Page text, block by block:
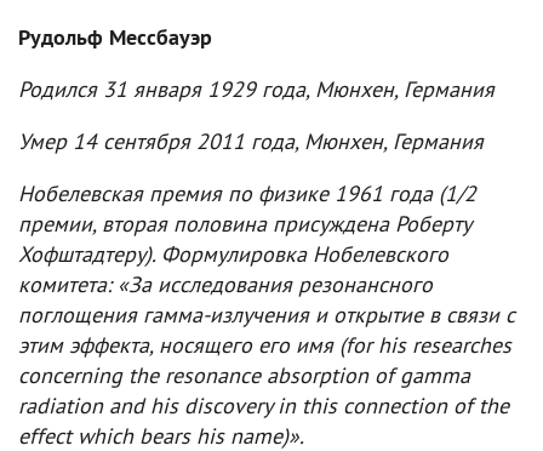
Рудольф Мессбауэр
Родился 31 января 1929 года, Мюнхен, Германия
Умер 14 сентября 2011 года, Мюнхен, Германия
Нобелевская премия по физике 1961 года (1/2
премии, вторая половина присуждена Роберту
Хофштадтеру). Формулировка Нобелевского
комитета: «За исследования резонансного
поглощения гамма-излучения и открытие в связи с
этим эффекта, носящего его имя (for his researches
concerning the resonance absorption of gamma
radiation and his discovery in this connection of the
effect which bears his name)».